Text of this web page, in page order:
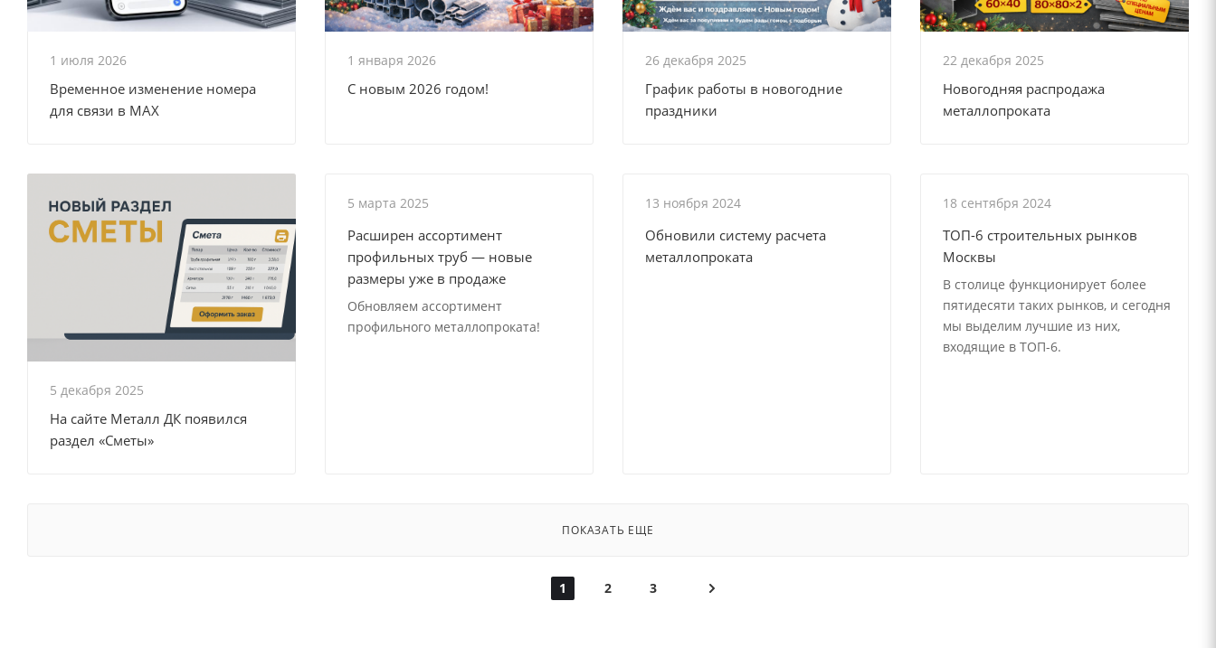
1 июля 2026
Временное изменение номера
для связи в MAX
1 января 2026
С новым 2026 годом!
26 декабря 2025
График работы в новогодние
праздники
22 декабря 2025
Новогодняя распродажа
металлопроката
5 декабря 2025
На сайте Металл ДК появился
раздел «Сметы»
5 марта 2025
Расширен ассортимент
профильных труб — новые
размеры уже в продаже
Обновляем ассортимент
профильного металлопроката!
13 ноября 2024
Обновили систему расчета
металлопроката
18 сентября 2024
ТОП-6 строительных рынков
Москвы
В столице функционирует более
пятидесяти таких рынков, и сегодня
мы выделим лучшие из них,
входящие в ТОП-6.
ПОКАЗАТЬ ЕЩЕ
1 2 3